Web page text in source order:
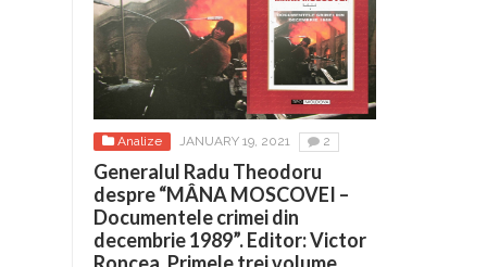
Analize JANUARY 19, 2021 2
Generalul Radu Theodoru
despre “MÂNA MOSCOVEI –
Documentele crimei din
decembrie 1989”. Editor: Victor